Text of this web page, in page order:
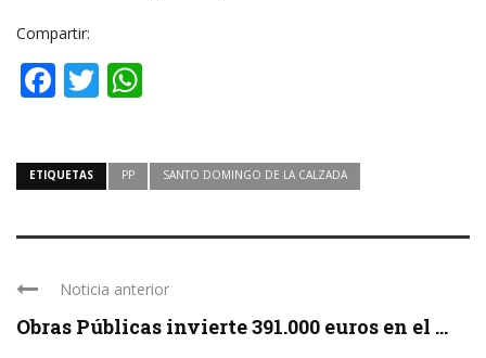
Compartir:
Facebook
Twitter
ETIQUETAS PP SANTO DOMINGO DE LA CALZADA
Noticia anterior
Obras Públicas invierte 391.000 euros en el ...